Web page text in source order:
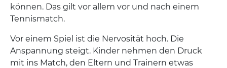
können. Das gilt vor allem vor und nach einem
Tennismatch.
Vor einem Spiel ist die Nervosität hoch. Die
Anspannung steigt. Kinder nehmen den Druck
mit ins Match, den Eltern und Trainern etwas